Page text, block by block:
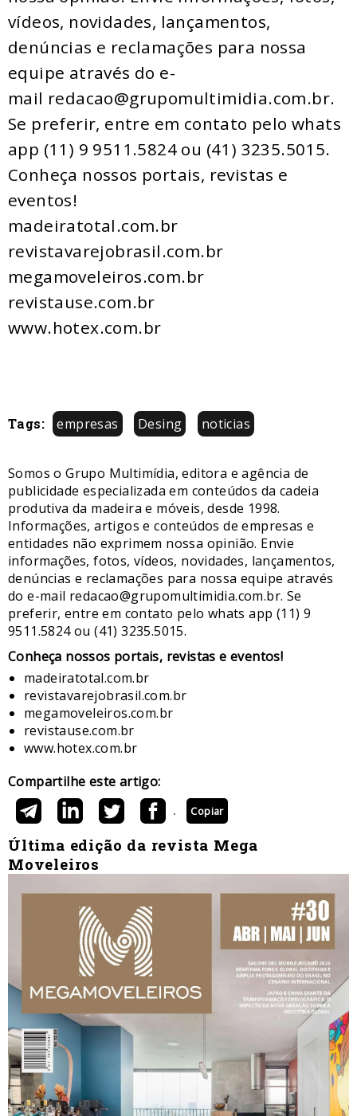
vídeos, novidades, lançamentos,
denúncias e reclamações para nossa
equipe através do e-
mail redacao@grupomultimidia.com.br.
Se preferir, entre em contato pelo whats
app (11) 9 9511.5824 ou (41) 3235.5015.
​Conheça nossos ​portais, revistas e
eventos​!
madeiratotal.com.br
revistavarejobrasil.com.br
megamoveleiros.com.br
revistause.com.br
www.hotex.com.br
Tags: empresas Desing noticias
Somos o Grupo Multimídia, editora e agência de
publicidade especializada em conteúdos da cadeia
produtiva da madeira e móveis, desde 1998.
Informações, artigos e conteúdos de empresas e
entidades não exprimem nossa opinião. Envie
informações, fotos, vídeos, novidades, lançamentos,
denúncias e reclamações para nossa equipe através
do e-mail redacao@grupomultimidia.com.br. Se
preferir, entre em contato pelo whats app (11) 9
9511.5824 ou (41) 3235.5015.
​Conheça nossos ​portais, revistas e eventos​!
madeiratotal.com.br
revistavarejobrasil.com.br
megamoveleiros.com.br
revistause.com.br
www.hotex.com.br
Compartilhe este artigo:
Copiar
Última edição da revista Mega
Moveleiros